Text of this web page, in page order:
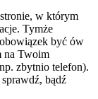
w którym
Tymże
być ów
na Twoim
zbytnio telefon).
bądź